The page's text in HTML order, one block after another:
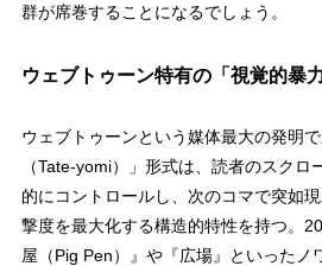
群が席巻することになるでしょう。
ウェブトゥーン特有の「視覚的暴
ウェブトゥーンという媒体最大の発明
（Tate-yomi）」形式は、読者のスクロ
的にコントロールし、次のコマで突如
撃度を最大化する構造的特性を持つ。
屋（Pig Pen）』や『広場』といったノ